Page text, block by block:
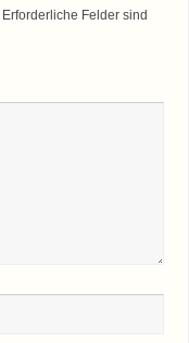
Erforderliche Felder sind